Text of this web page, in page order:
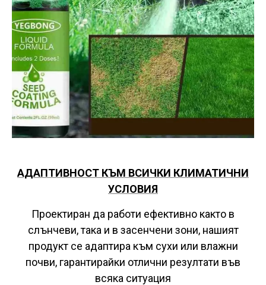
АДАПТИВНОСТ КЪМ ВСИЧКИ КЛИМАТИЧНИ
УСЛОВИЯ
Проектиран да работи ефективно както в
слънчеви, така и в засенчени зони, нашият
продукт се адаптира към сухи или влажни
почви, гарантирайки отлични резултати във
всяка ситуация